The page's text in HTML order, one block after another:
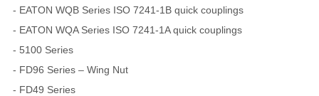
- EATON WQB Series ISO 7241-1B quick couplings
- EATON WQA Series ISO 7241-1A quick couplings
- 5100 Series
- FD96 Series – Wing Nut
- FD49 Series